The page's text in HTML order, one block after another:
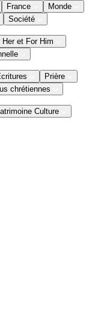
France
Monde
Société
Her et For Him
Prière
chrétiennes
Culture